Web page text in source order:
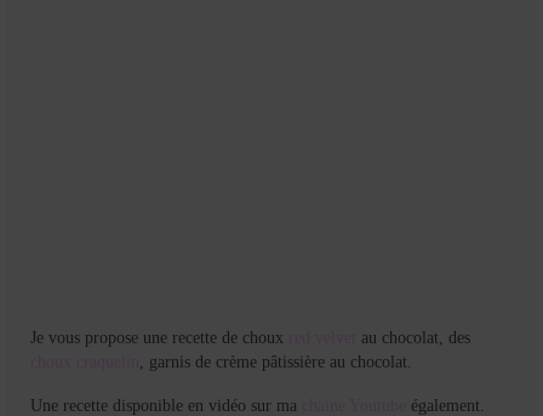
Je vous propose une recette de choux
au chocolat, des
, garnis de crème pâtissière au chocolat.
Une recette disponible en vidéo sur ma également.